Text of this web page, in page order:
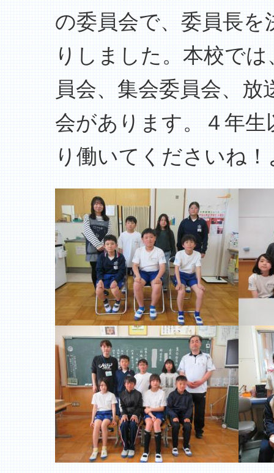
の委員会で、委員長
りしました。本校で
員会、集会委員会、
会があります。４年
り働いてくださいね